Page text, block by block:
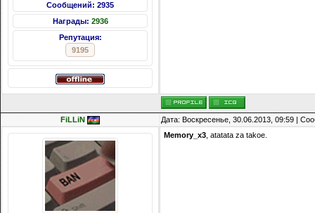
Сообщений: 2935
Награды: 2936
Репутация:
9195
FiLLiN Дата: Воскресенье, 30.06.2013, 09:59 |
Memory_x3 , atatata za takoe.